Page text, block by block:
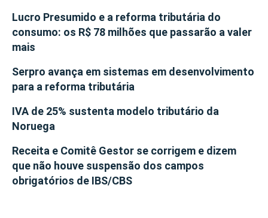
Lucro Presumido e a reforma tributária do
consumo: os R$ 78 milhões que passarão a valer
mais
Serpro avança em sistemas em desenvolvimento
para a reforma tributária
IVA de 25% sustenta modelo tributário da
Noruega
Receita e Comitê Gestor se corrigem e dizem
que não houve suspensão dos campos
obrigatórios de IBS/CBS